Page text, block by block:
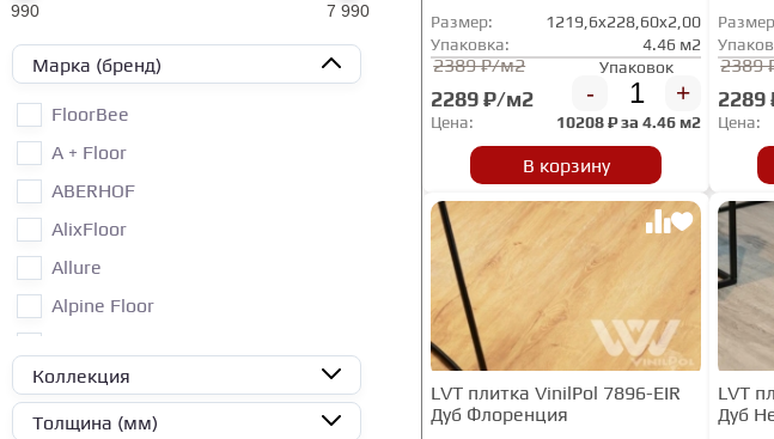
990 7 990
Марка (бренд)
FloorBee
A + Floor
ABERHOF
AlixFloor
Allure
Alpine Floor
Aquafloor
Arbiton
Коллекция
Толщина (мм)
Размер:
1219,6x228,60x2,00
Упаковка:
4.46 м2
2389 ₽/м2
2289 ₽/м2
Упаковок
- +
Цена: 10208₽ за4.46 м2
В корзину
2389
Цена:
LVT плитка VinilPol 7896-EIR
Дуб Флоренция
LVT
Дуб